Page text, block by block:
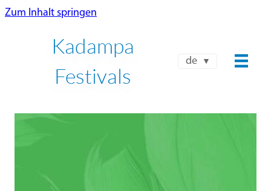
Zum Inhalt springen
Kadampa
Festivals
de